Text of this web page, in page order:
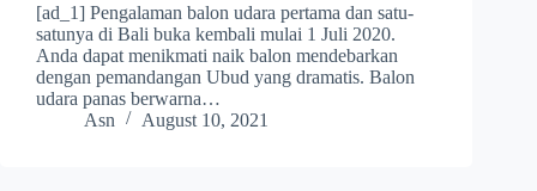
[ad_1] Pengalaman balon udara pertama dan satu-
satunya di Bali buka kembali mulai 1 Juli 2020.
Anda dapat menikmati naik balon mendebarkan
dengan pemandangan Ubud yang dramatis. Balon
udara panas berwarna…
Asn
August 10, 2021